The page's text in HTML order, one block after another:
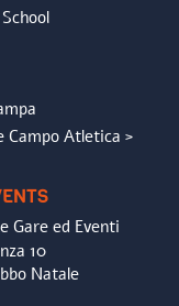
Campo Atletica >
Gare ed Eventi
10
Natale